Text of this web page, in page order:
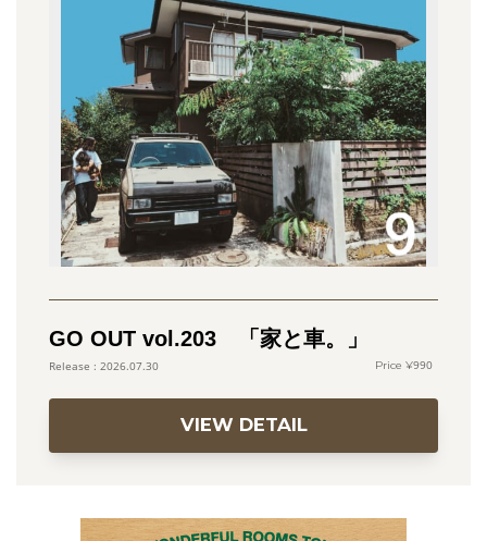
GO OUT vol.203 「家と車。」
2026.07.30 990
VIEW DETAIL